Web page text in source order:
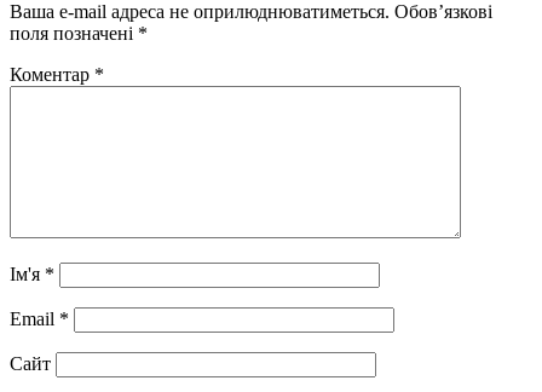
Ваша e-mail адреса не оприлюднюватиметься. Обов’язкові
поля позначені *
Коментар *
Ім'я *
Email *
Сайт